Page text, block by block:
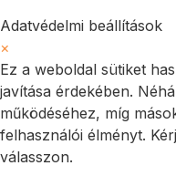
Adatvédelmi beállítások
×
Ez a weboldal sütiket
javítása érdekében.
működéséhez, míg
felhasználói élményt.
válasszon.